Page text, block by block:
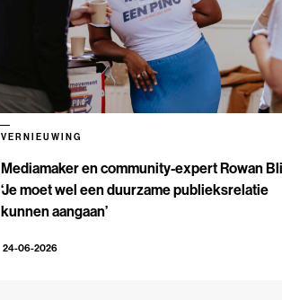
Mediamaker en community-expert Rowan
‘Je moet wel een duurzame publieksrelatie
kunnen aangaan’
VERNIEUWING
24-06-2026